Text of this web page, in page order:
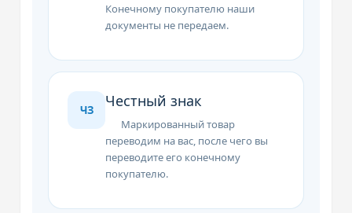
Конечному покупателю наши
документы не передаем.
ЧЗ Честный знак
Маркированный товар
переводим на вас, после чего вы
переводите его конечному
покупателю.